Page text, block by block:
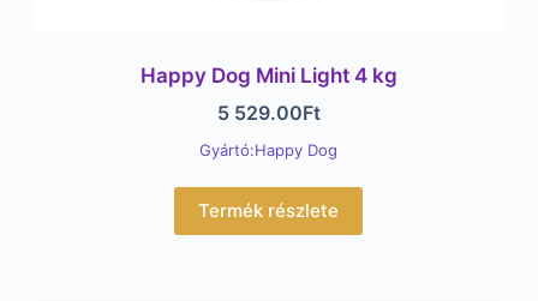
Happy Dog Mini Light 4 kg
5 529.00Ft
Gyártó:Happy Dog
Termék részlete